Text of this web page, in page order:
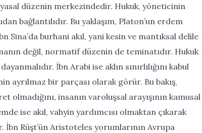
düzenin merkezindedir. Hukuk, yöneticinin
bağlantılıdır. Bu yaklaşım, Platon’un erdem
Sina’da burhani akıl, yani kesin ve mantıksal delile
değil, normatif düzenin de teminatıdır. Hukuk
İbn Arabi ise aklın sınırlılığını kabul
ayrılmaz bir parçası olarak görür. Bu bakış,
insanın varoluşsal arayışının kamusal
ise akıl, vahyin yardımcısı olmaktan çıkarak
Rüşt’ün Aristoteles yorumlarının Avrupa